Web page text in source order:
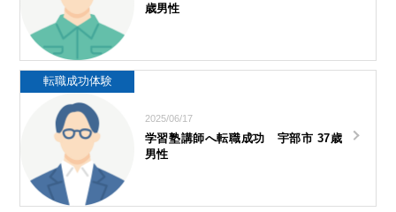
歳男性
転職成功体験
2025/06/17
学習塾講師へ転職成功 宇部市 37歳
男性